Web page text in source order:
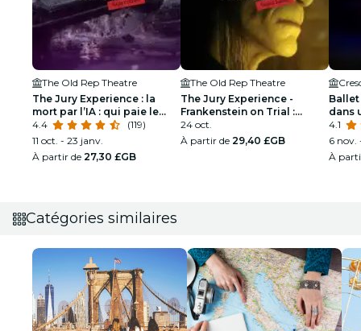
The Old Rep Theatre
The Jury Experience : la
mort par l’IA : qui paie le
prix ?
4.4
(119)
11 oct. - 23 janv.
À partir de 27,30 £GB
The Old Rep Theatre
The Jury Experience -
Frankenstein on Trial :
l’homme qui a défié Dieu
24 oct.
À partir de 29,40 £GB
dans
4.1
6 nov.
À
Catégories similaires